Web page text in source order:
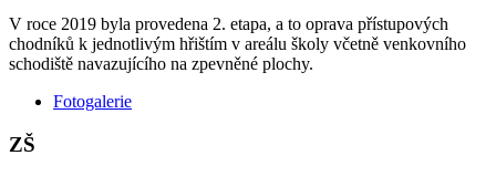
V roce 2019 byla provedena 2. etapa, a to oprava přístupových
chodníků k jednotlivým hřištím v areálu školy včetně venkovního
schodiště navazujícího na zpevněné plochy.
Fotogalerie
ZŠ